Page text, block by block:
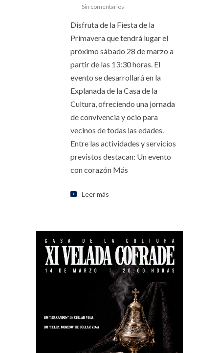
Sin comentarios
Disfruta de la Fiesta de la
Primavera que tendrá lugar el
próximo sábado 28 de marzo a
partir de las 13:30 horas. El
evento se desarrollará en la
Explanada de la Casa de la
Cultura, ofreciendo una jornada
de convivencia y ocio para
vecinos de todas las edades.
Entre las actividades y servicios
previstos destacan: Un evento
con corazón Más
Leer más